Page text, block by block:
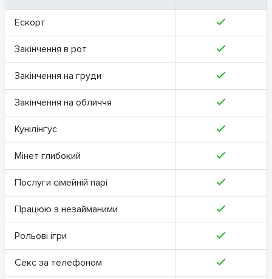
Ескорт
Закінчення в рот
Закінчення на груди
Закінчення на обличчя
Кунілінгус
Мінет глибокий
Послуги сімейній парі
Працюю з незайманими
Рольові ігри
Секс за телефоном